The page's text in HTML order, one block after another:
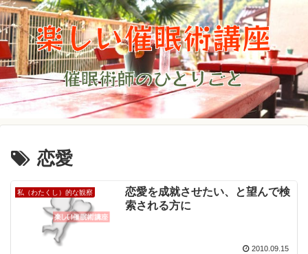
恋愛
私（わたくし）的な観察
恋愛を成就させたい、と望んで検
索される方に
2010.09.15